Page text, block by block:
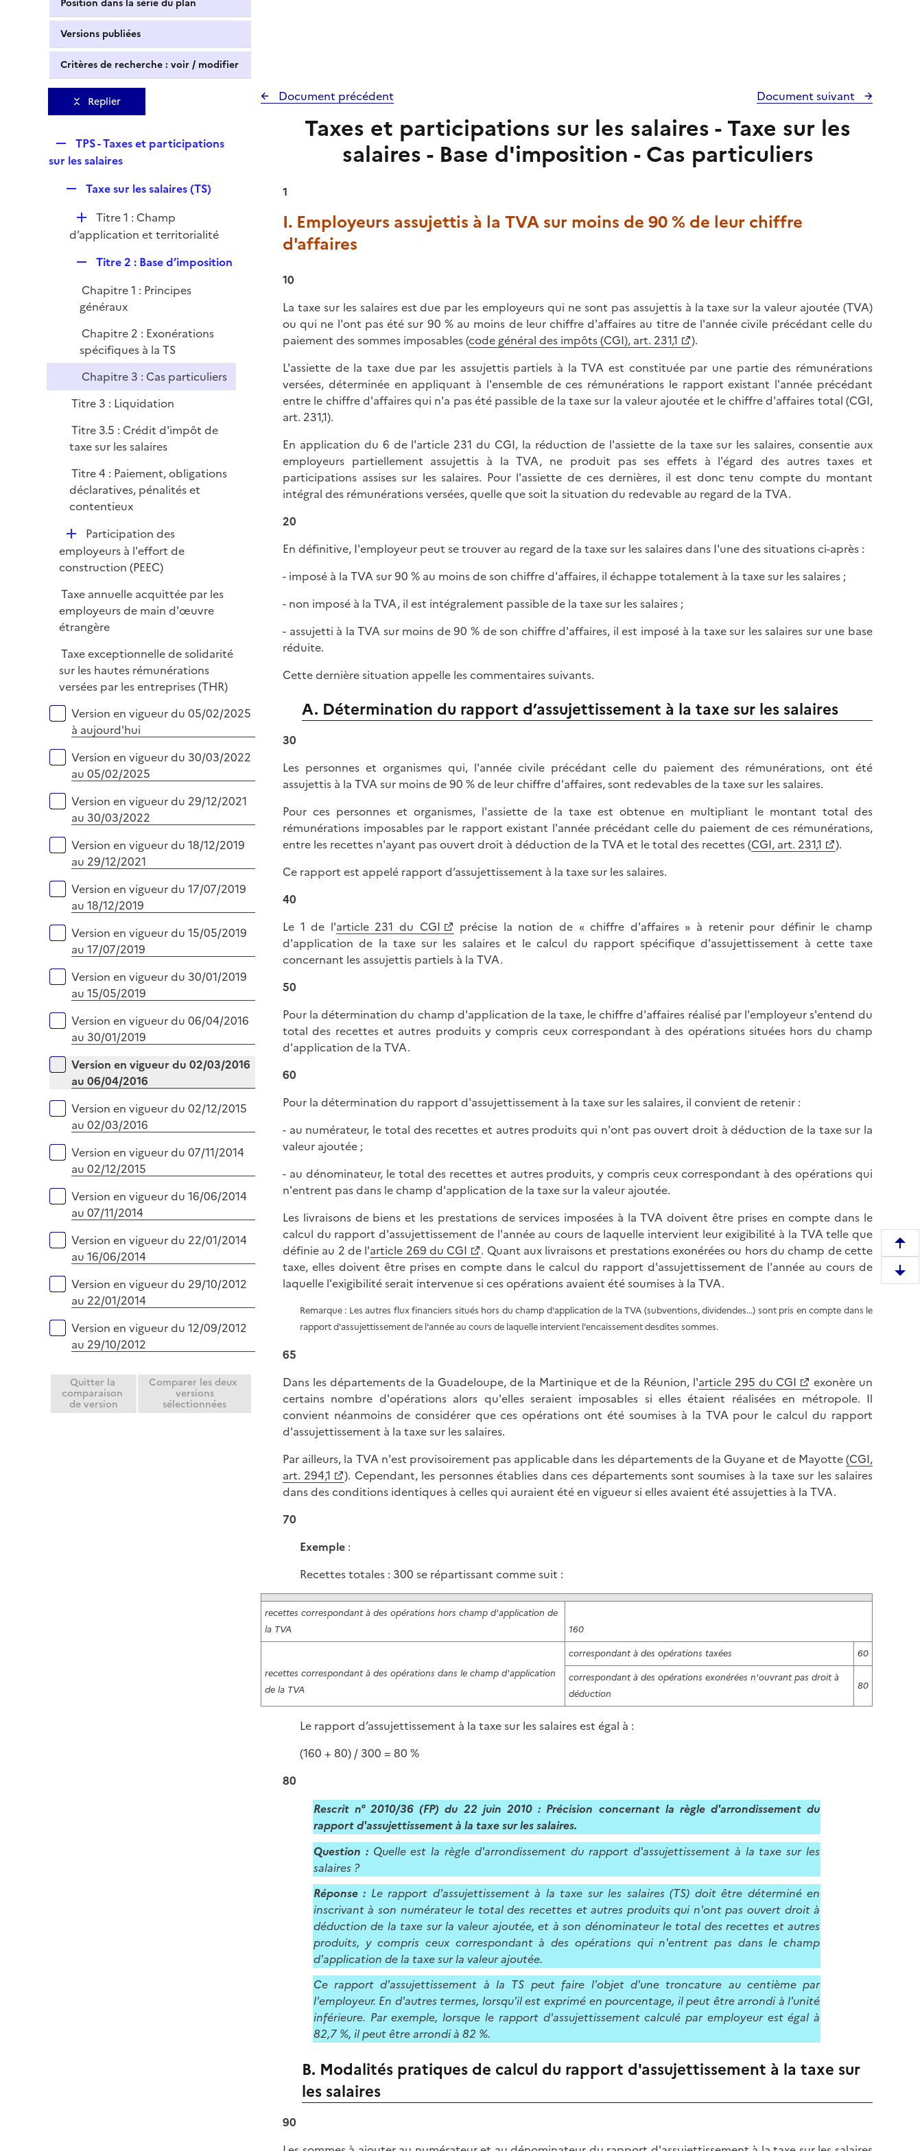
Position dans la série du plan
Versions publiées
Critères de recherche : voir / modifier
Replier
e
l
r
TPS - Taxes et participations
sur les salaires
p
l
r
Taxe sur les salaires (TS)
D
é
i
e
r
Titre 1 : Champ
d’application et territorialité
p
l
i
e
r
Titre 2 : Base d’imposition
Chapitre 1 : Principes
généraux
Chapitre 2 : Exonérations
spécifiques à la TS
Chapitre 3 : Cas particuliers
Titre 3 : Liquidation
Titre 3.5 : Crédit d'impôt de
taxe sur les salaires
Titre 4 : Paiement, obligations
déclaratives, pénalités et
contentieux
D
é
p
i
e
r
Participation des
employeurs à l'effort de
construction (PEEC)
Taxe annuelle acquittée par les
employeurs de main d'œuvre
étrangère
Taxe exceptionnelle de solidarité
sur les hautes rémunérations
versées par les entreprises (THR)
Versions sur la période
Version en vigueur du 05/02/2025
à aujourd'hui
Version en vigueur du 30/03/2022
au 05/02/2025
Version en vigueur du 29/12/2021
au 30/03/2022
Version en vigueur du 18/12/2019
au 29/12/2021
Version en vigueur du 17/07/2019
au 18/12/2019
Version en vigueur du 15/05/2019
au 17/07/2019
Version en vigueur du 30/01/2019
au 15/05/2019
Version en vigueur du 06/04/2016
au 30/01/2019
Version en vigueur du 02/03/2016
au 06/04/2016
Version en vigueur du 02/12/2015
au 02/03/2016
Version en vigueur du 07/11/2014
au 02/12/2015
Version en vigueur du 16/06/2014
au 07/11/2014
Version en vigueur du 22/01/2014
au 16/06/2014
Version en vigueur du 29/10/2012
au 22/01/2014
Version en vigueur du 12/09/2012
au 29/10/2012
Quitter la
comparaison
de version
Comparer les deux
versions
sélectionnées
Document précédent Document suivant
Taxes et participations sur les salaires - Taxe sur les
salaires - Base d'imposition - Cas particuliers
1
I. Employeurs assujettis à la TVA sur moins de 90 % de leur chiffre
d'affaires
10
La taxe sur les salaires est due par les employeurs qui ne sont pas assujettis à la taxe sur la valeur ajoutée (TVA)
ou qui ne l'ont pas été sur 90 % au moins de leur chiffre d'affaires au titre de l'année civile précédant celle du
paiement des sommes imposables (code général des impôts (CGI), art. 231,1
).
L'assiette de la taxe due par les assujettis partiels à la TVA est constituée par une partie des rémunérations
versées, déterminée en appliquant à l'ensemble de ces rémunérations le rapport existant l'année précédant
entre le chiffre d'affaires qui n'a pas été passible de la taxe sur la valeur ajoutée et le chiffre d'affaires total (CGI,
art. 231,1).
En application du 6 de l'article 231 du CGI, la réduction de l'assiette de la taxe sur les salaires, consentie aux
employeurs partiellement assujettis à la TVA, ne produit pas ses effets à l'égard des autres taxes et
participations assises sur les salaires. Pour l'assiette de ces dernières, il est donc tenu compte du montant
intégral des rémunérations versées, quelle que soit la situation du redevable au regard de la TVA.
20
En définitive, I'employeur peut se trouver au regard de la taxe sur les salaires dans I'une des situations ci-après :
- imposé à la TVA sur 90 % au moins de son chiffre d'affaires, il échappe totalement à la taxe sur les salaires ;
- non imposé à la TVA, il est intégralement passible de la taxe sur les salaires ;
- assujetti à la TVA sur moins de 90 % de son chiffre d'affaires, il est imposé à la taxe sur les salaires sur une base
réduite.
Cette dernière situation appelle les commentaires suivants.
A. Détermination du rapport d’assujettissement à la taxe sur les salaires
30
Les personnes et organismes qui, l'année civile précédant celle du paiement des rémunérations, ont été
assujettis à la TVA sur moins de 90 % de leur chiffre d'affaires, sont redevables de la taxe sur les salaires.
Pour ces personnes et organismes, l'assiette de la taxe est obtenue en multipliant le montant total des
rémunérations imposables par le rapport existant l'année précédant celle du paiement de ces rémunérations,
entre les recettes n'ayant pas ouvert droit à déduction de la TVA et le total des recettes (CGI, art. 231,1
).
Ce rapport est appelé rapport d’assujettissement à la taxe sur les salaires.
40
Le 1 de l'article 231 du CGI
précise la notion de « chiffre d'affaires » à retenir pour définir le champ
d'application de la taxe sur les salaires et le calcul du rapport spécifique d'assujettissement à cette taxe
concernant les assujettis partiels à la TVA.
50
Pour la détermination du champ d'application de la taxe, le chiffre d'affaires réalisé par l'employeur s'entend du
total des recettes et autres produits y compris ceux correspondant à des opérations situées hors du champ
d'application de la TVA.
60
Pour la détermination du rapport d'assujettissement à la taxe sur les salaires, il convient de retenir :
- au numérateur, le total des recettes et autres produits qui n'ont pas ouvert droit à déduction de la taxe sur la
valeur ajoutée ;
- au dénominateur, le total des recettes et autres produits, y compris ceux correspondant à des opérations qui
n'entrent pas dans le champ d'application de la taxe sur la valeur ajoutée.
Les livraisons de biens et les prestations de services imposées à la TVA doivent être prises en compte dans le
calcul du rapport d'assujettissement de l'année au cours de laquelle intervient leur exigibilité à la TVA telle que
définie au 2 de l'article 269 du CGI
. Quant aux livraisons et prestations exonérées ou hors du champ de cette
taxe, elles doivent être prises en compte dans le calcul du rapport d'assujettissement de l'année au cours de
laquelle l'exigibilité serait intervenue si ces opérations avaient été soumises à la TVA.
Remarque : Les autres flux financiers situés hors du champ d'application de la TVA (subventions, dividendes...) sont pris en compte dans le
rapport d'assujettissement de l'année au cours de laquelle intervient l'encaissement desdites sommes.
65
Dans les départements de la Guadeloupe, de la Martinique et de la Réunion, l'article 295 du CGI
exonère un
certains nombre d'opérations alors qu'elles seraient imposables si elles étaient réalisées en métropole. Il
convient néanmoins de considérer que ces opérations ont été soumises à la TVA pour le calcul du rapport
d'assujettissement à la taxe sur les salaires.
Par ailleurs, la TVA n'est provisoirement pas applicable dans les départements de la Guyane et de Mayotte(CGI,
art. 294,1
). Cependant, les personnes établies dans ces départements sont soumises à la taxe sur les salaires
dans des conditions identiques à celles qui auraient été en vigueur si elles avaient été assujetties à la TVA.
70
Exemple :
Recettes totales : 300 se répartissant comme suit :
recettes correspondant à des opérations hors champ d'application de
la TVA
160
recettes correspondant à des opérations dans le champ d'application
de la TVA
correspondant à des opérations taxées
60
correspondant à des opérations exonérées n'ouvrant pas droit à
déduction
80
Le rapport d’assujettissement à la taxe sur les salaires est égal à :
(160 + 80) / 300 = 80 %
80
Rescrit n° 2010/36 (FP) du 22 juin 2010 : Précision concernant la règle d'arrondissement du
rapport d'assujettissement à la taxe sur les salaires.
Question :Quelle est la règle d'arrondissement du rapport d'assujettissement à la taxe sur les
salaires ?
Réponse : Le rapport d'assujettissement à la taxe sur les salaires (TS) doit être déterminé en
inscrivant à son numérateur le total des recettes et autres produits qui n'ont pas ouvert droit à
déduction de la taxe sur la valeur ajoutée, et à son dénominateur le total des recettes et autres
produits, y compris ceux correspondant à des opérations qui n'entrent pas dans le champ
d'application de la taxe sur la valeur ajoutée.
Ce rapport d'assujettissement à la TS peut faire l'objet d'une troncature au centième par
l'employeur. En d'autres termes, lorsqu'il est exprimé en pourcentage, il peut être arrondi à l'unité
inférieure. Par exemple, lorsque le rapport d'assujettissement calculé par employeur est égal à
82,7 %, il peut être arrondi à 82 %.
B. Modalités pratiques de calcul du rapport d'assujettissement à la taxe sur
les salaires
90
e
m
D